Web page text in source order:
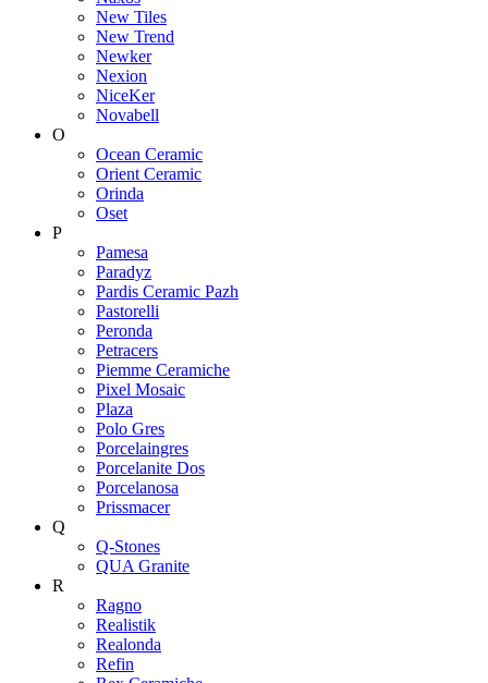
New Tiles
New Trend
Newker
Nexion
NiceKer
Novabell
O
Ocean Ceramic
Orient Ceramic
Orinda
Oset
P
Pamesa
Paradyz
Pardis Ceramic Pazh
Pastorelli
Peronda
Petracers
Piemme Ceramiche
Pixel Mosaic
Plaza
Polo Gres
Porcelaingres
Porcelanite Dos
Porcelanosa
Prissmacer
Q
Q-Stones
QUA Granite
R
Ragno
Realistik
Realonda
Refin